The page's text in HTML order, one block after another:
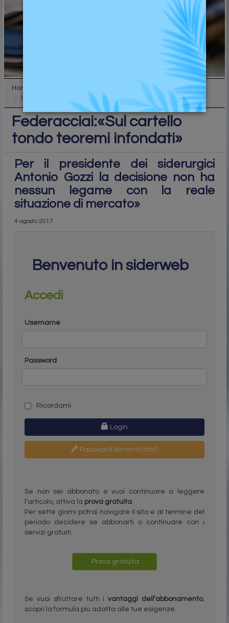
Home
Federacciai:«Sul cartello tondo teoremi infondati»
Federacciai:«Sul cartello
tondo teoremi infondati»
Per il presidente dei siderurgici
Antonio Gozzi la decisione non ha
nessun legame con la reale
situazione di mercato»
4 agosto 2017
Benvenuto in siderweb
Accedi
Username
Password
Ricordami
Login
Password dimenticata?
Se non sei abbonato e vuoi continuare a leggere
l’articolo, attiva la prova gratuita.
Per sette giorni potrai navigare il sito e al termine del
periodo decidere se abbonarti o continuare con i
servizi gratuiti.
Prova gratuita
Se vuoi sfruttare tutti ivantaggi dell’abbonamento,
scopri la formula più adatta alle tue esigenze.